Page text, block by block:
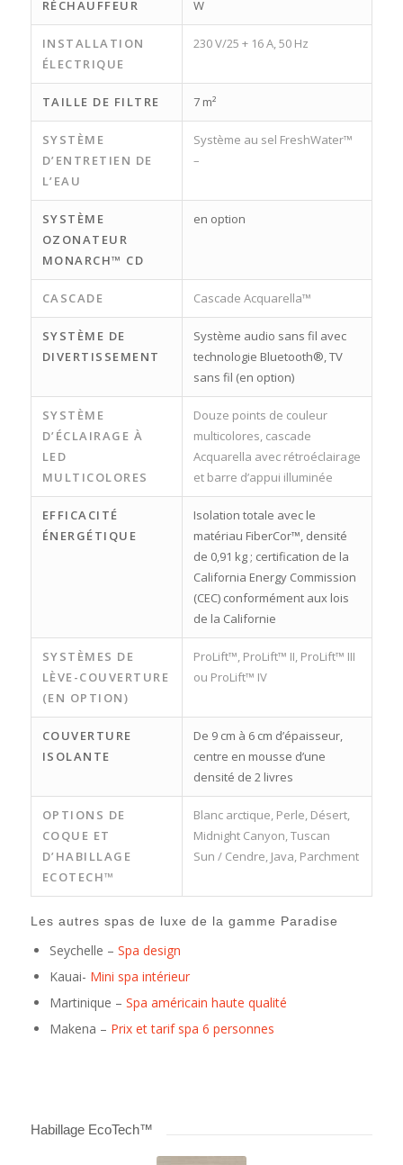
RÉCHAUFFEUR W
INSTALLATION
ÉLECTRIQUE
230 V/25 + 16 A, 50 Hz
TAILLE DE FILTRE 7 m²
SYSTÈME
D’ENTRETIEN DE
L’EAU
Système au sel FreshWater™
–
SYSTÈME
OZONATEUR
MONARCH™ CD
en option
CASCADE Cascade Acquarella™
SYSTÈME DE
DIVERTISSEMENT
Système audio sans fil avec
technologie Bluetooth®, TV
sans fil (en option)
SYSTÈME
D’ÉCLAIRAGE À
LED
MULTICOLORES
Douze points de couleur
multicolores, cascade
Acquarella avec rétroéclairage
et barre d’appui illuminée
EFFICACITÉ
ÉNERGÉTIQUE
Isolation totale avec le
matériau FiberCor™, densité
de 0,91 kg ; certification de la
California Energy Commission
(CEC) conformément aux lois
de la Californie
SYSTÈMES DE
LÈVE-COUVERTURE
(EN OPTION)
ProLift™, ProLift™ II, ProLift™ III
ou ProLift™ IV
COUVERTURE
ISOLANTE
De 9 cm à 6 cm d’épaisseur,
centre en mousse d’une
densité de 2 livres
OPTIONS DE
COQUE ET
D’HABILLAGE
ECOTECH™
Blanc arctique, Perle, Désert,
Midnight Canyon, Tuscan
Sun / Cendre, Java, Parchment
Les autres spas de luxe de la gamme Paradise
Seychelle – Spa design
Kauai- Mini spa intérieur
Martinique – Spa américain haute qualité
Makena – Prix et tarif spa 6 personnes
Habillage EcoTech™